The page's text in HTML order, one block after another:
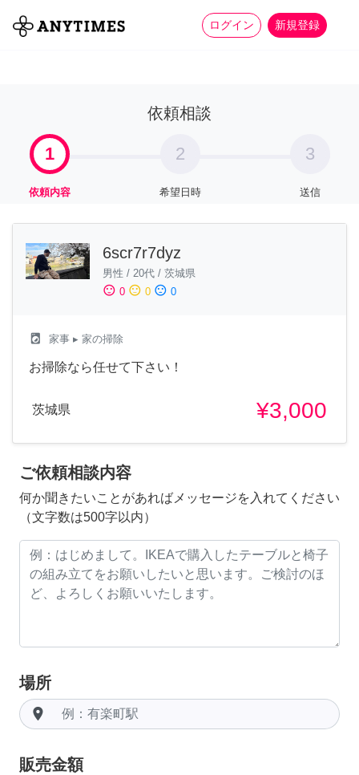
ログイン 新規登録
全て 家事 more_horiz
依頼相談
1
依頼内容
2
希望日時
3
送信
6scr7r7dyz
男性 / 20代 / 茨城県
sentiment_satisfied 0 sentiment_neutral 0 sentiment_dissatisfied 0
local_laundry_service 家事 ▸ 家の掃除
お掃除なら任せて下さい！
茨城県 ¥3,000
ご依頼相談内容
何か聞きたいことがあればメッセージを入れてください
（文字数は500字以内）
場所
room
販売金額